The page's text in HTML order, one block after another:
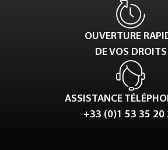
OUVERTURE
DE VOS DROITS
ASSISTANCE
+33 (0)1 53 35 20